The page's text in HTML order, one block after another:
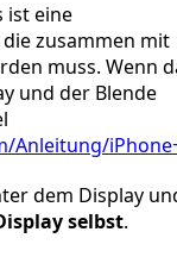
ist eine
zusammen mit
muss. Wenn
und der Blende
Anleitung/
dem Display
selbst.